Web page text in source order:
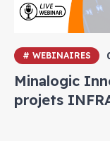
# WEBINAIRES
Minalogic
projets